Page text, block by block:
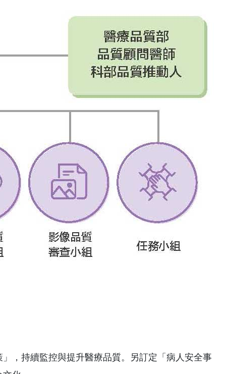
，持續監控與提升醫療品質。另訂定「病人安全事